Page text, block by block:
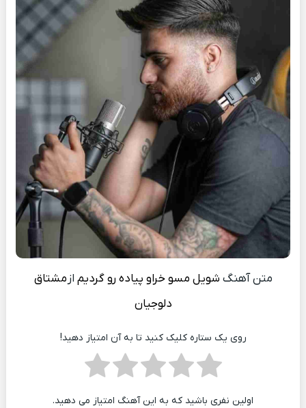
متن آهنگ شویل مسو خراو پیاده رو گردیم از مشتاق
دلوجیان
روی یک ستاره کلیک کنید تا به آن امتیاز دهید!
اولین نفری باشید که به این آهنگ امتیاز می دهید.